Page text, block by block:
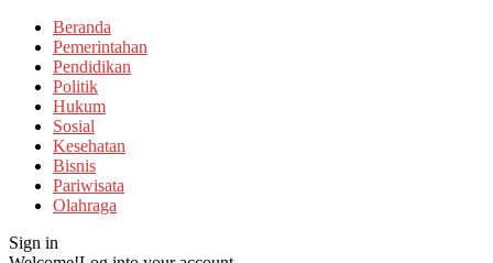
Beranda
Pemerintahan
Pendidikan
Politik
Hukum
Sosial
Kesehatan
Bisnis
Pariwisata
Olahraga
Sign in